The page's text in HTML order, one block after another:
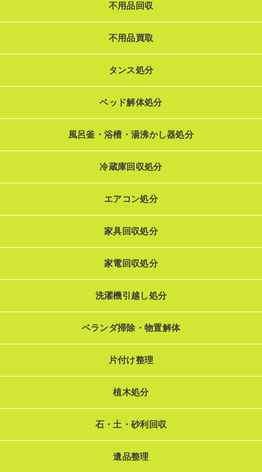
不用品回収
不用品買取
タンス処分
ベッド解体処分
風呂釜・浴槽・湯沸かし器処分
冷蔵庫回収処分
エアコン処分
家具回収処分
家電回収処分
洗濯機引越し処分
ベランダ掃除・物置解体
片付け整理
植木処分
石・土・砂利回収
遺品整理